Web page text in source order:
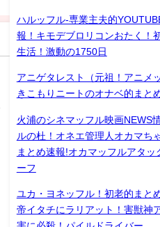
ハルッフル-専業主夫的
報！キモデブロリコンおたく！
生活！激動の1750日
アニゲタレスト（元祖！アニ
きこもりニートのオナベ的まと
火浦のシネマッフル映画NEWS
ルの杜！オネエ管理人オカマち
まとめ速報!オカマッフルアタッ
ーフ
ユカ・ヨネッフル！初老的まと
帝イタチにラリアット！害獣神